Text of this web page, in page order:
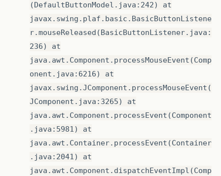
(DefaultButtonModel.java:242) at
javax.swing.plaf.basic.BasicButtonListene
r.mouseReleased(BasicButtonListener.java:
236) at
java.awt.Component.processMouseEvent(Comp
onent.java:6216) at
javax.swing.JComponent.processMouseEvent(
JComponent.java:3265) at
java.awt.Component.processEvent(Component
.java:5981) at
java.awt.Container.processEvent(Container
.java:2041) at
java.awt.Component.dispatchEventImpl(Comp